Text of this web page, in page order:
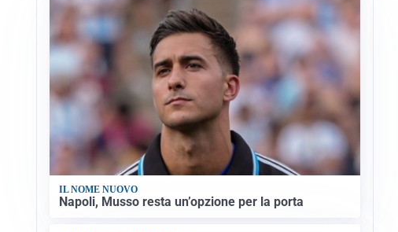
IL NOME NUOVO
Napoli, Musso resta un’opzione per la porta